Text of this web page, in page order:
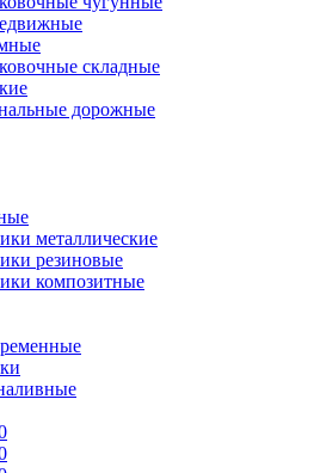
складные
дорожные
металлические
резиновые
композитные